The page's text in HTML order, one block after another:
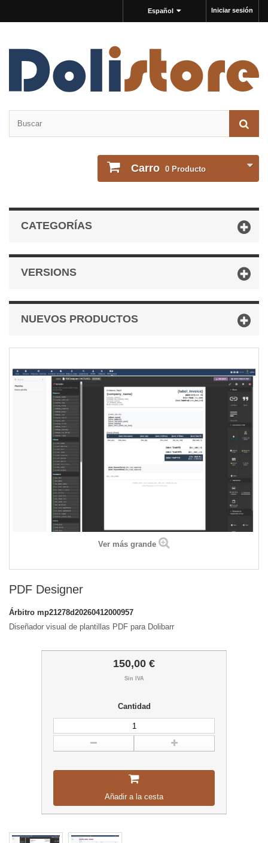
Iniciar sesión
Español
Carro 0 Producto
CATEGORÍAS
VERSIONS
NUEVOS PRODUCTOS
Ver más grande
PDF Designer
Árbitro mp21278d20260412000957
Diseñador visual de plantillas PDF para Dolibarr
150,00 €
Sin IVA
Cantidad
Añadir a la cesta